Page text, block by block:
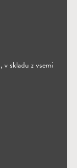
v skladu z vsemi